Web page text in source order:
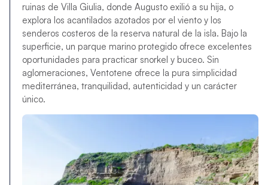
ruinas de Villa Giulia, donde Augusto exilió a su hija, o
explora los acantilados azotados por el viento y los
senderos costeros de la reserva natural de la isla. Bajo la
superficie, un parque marino protegido ofrece excelentes
oportunidades para practicar snorkel y buceo. Sin
aglomeraciones, Ventotene ofrece la pura simplicidad
mediterránea, tranquilidad, autenticidad y un carácter
único.